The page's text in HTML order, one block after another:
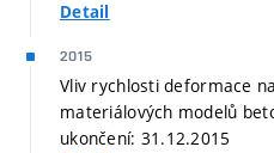
Detail
2015
Vliv rychlosti deformace
materiálových modelů
ukončení: 31.12.2015